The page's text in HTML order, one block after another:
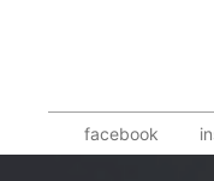
facebook